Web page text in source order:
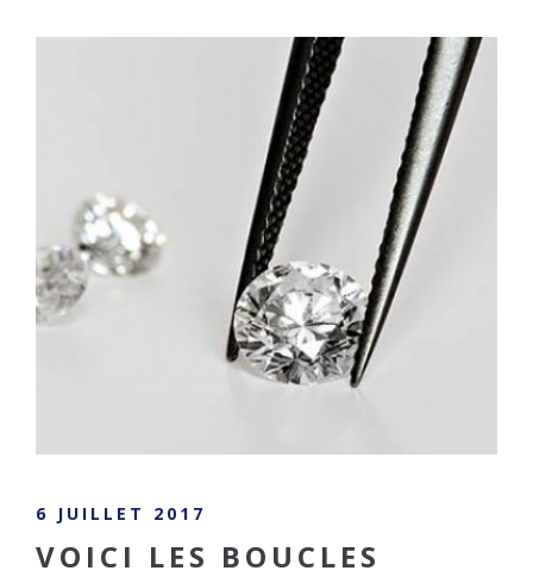
6 JUILLET 2017
VOICI LES BOUCLES